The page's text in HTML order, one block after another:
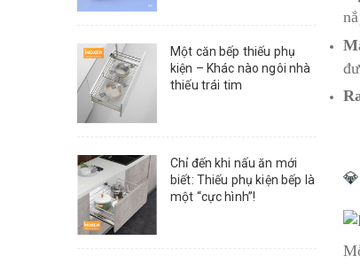
Một căn bếp thiếu phụ
kiện – Khác nào ngôi nhà
thiếu trái tim
Chỉ đến khi nấu ăn mới
biết: Thiếu phụ kiện bếp là
một “cực hình”!